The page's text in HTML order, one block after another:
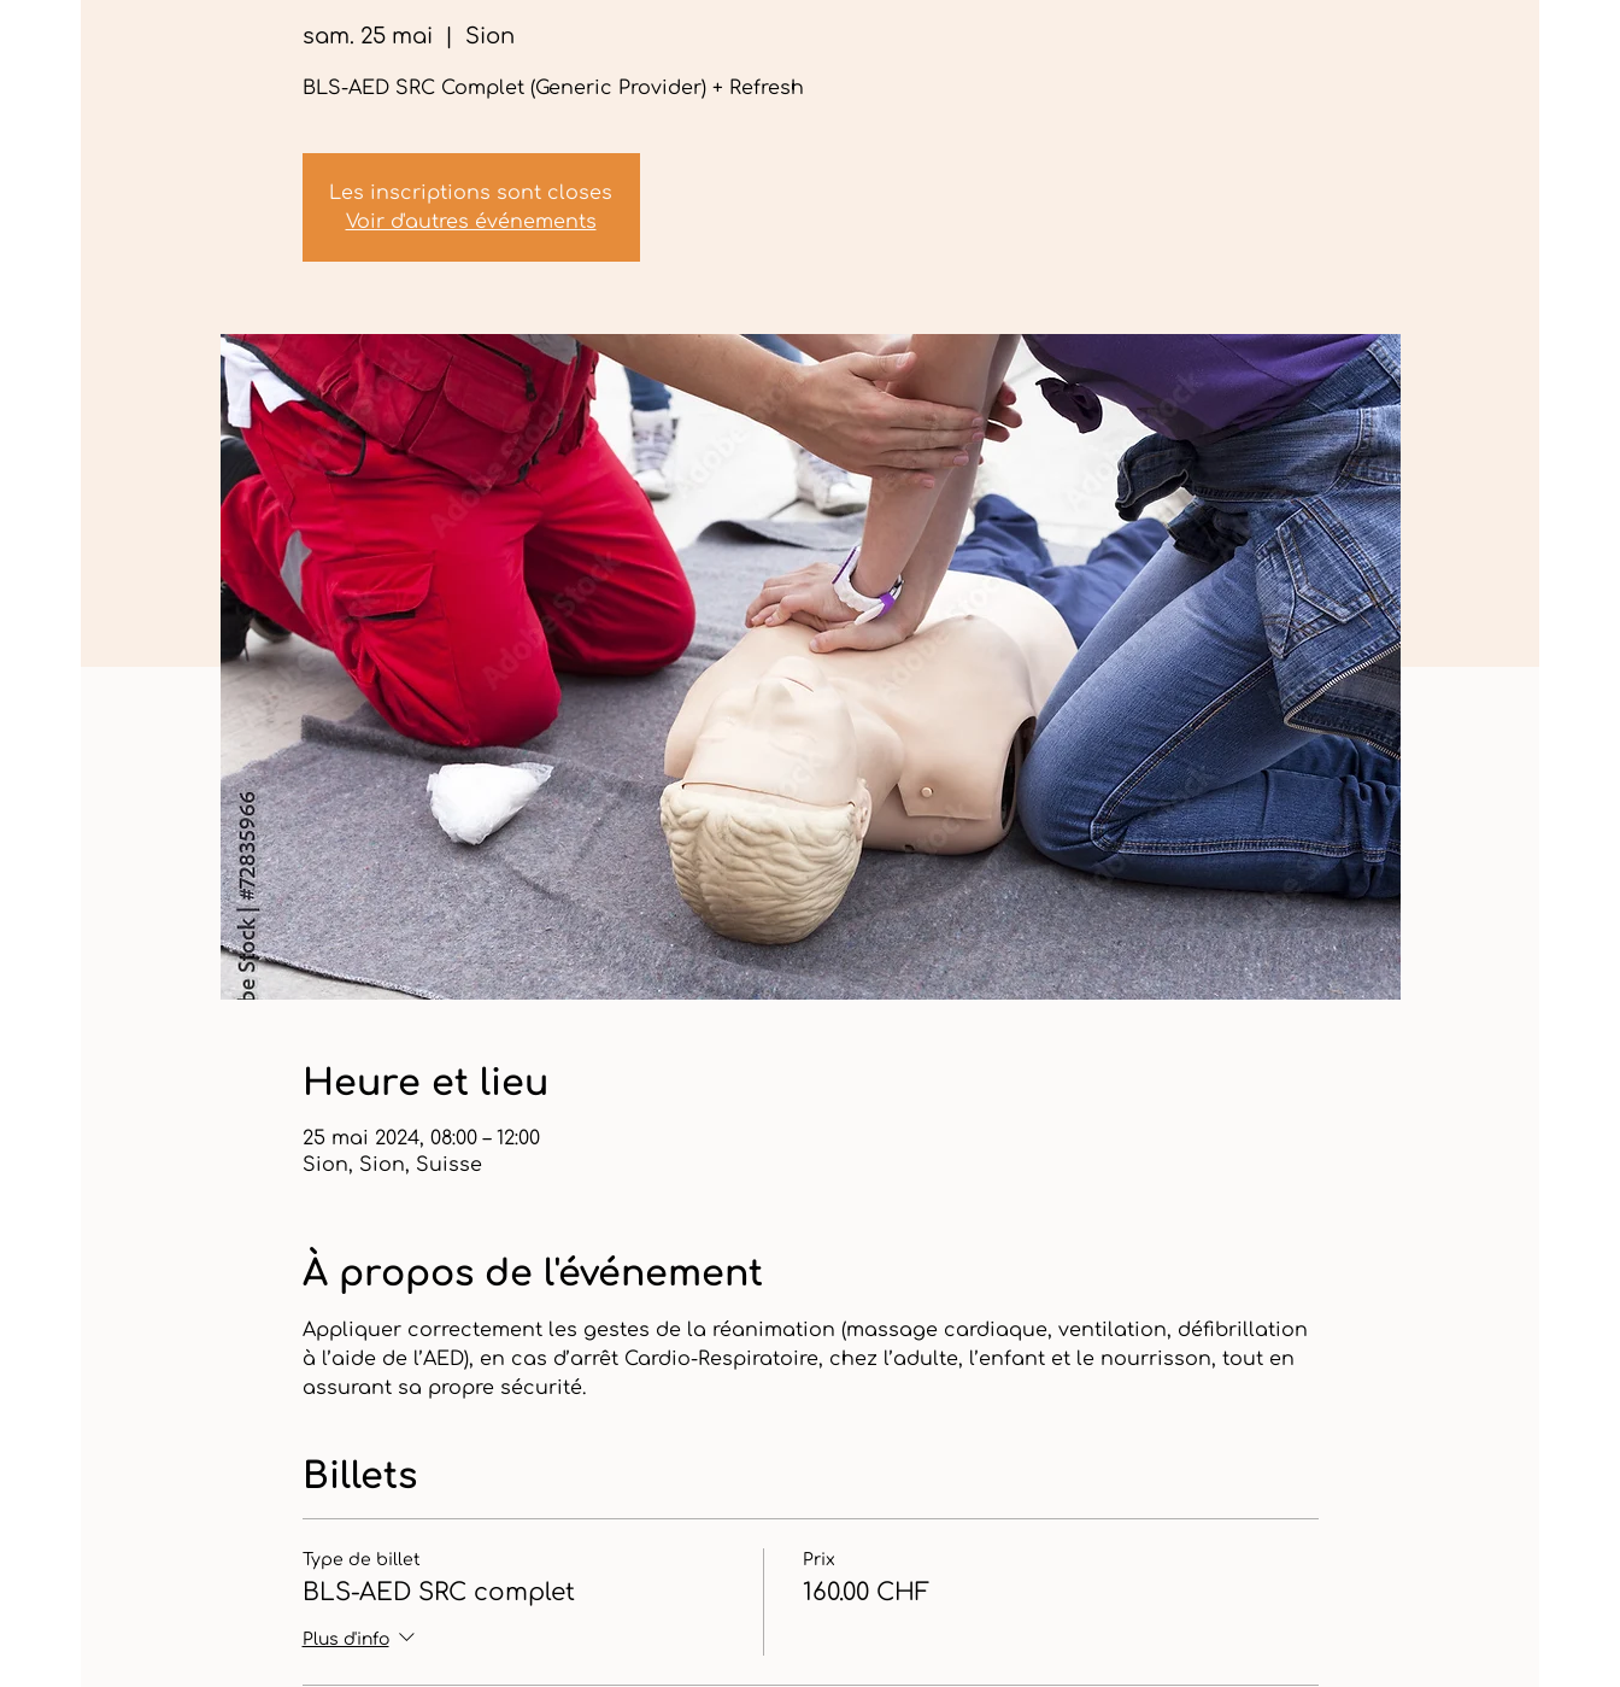
sam. 25 mai Sion
BLS-AED SRC Complet (Generic Provider) + Refresh
Les inscriptions sont closes
Voir d'autres événements
Heure et lieu
25 mai 2024, 08:00 – 12:00
Sion, Sion, Suisse
À propos de l'événement
Appliquer correctement les gestes de la réanimation (massage cardiaque, ventilation, défibrillation
à l’aide de l’AED), en cas d’arrêt Cardio-Respiratoire, chez l’adulte, l’enfant et le nourrisson, tout en
assurant sa propre sécurité.
Billets
Type de billet
BLS-AED SRC complet
Plus d'info
Prix
160.00 CHF